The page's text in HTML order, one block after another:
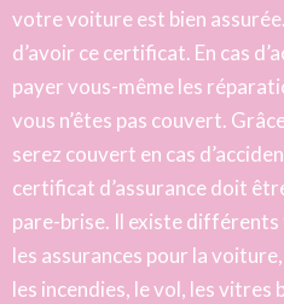
votre voiture est bien
d’avoir ce certificat. En cas
payer vous-même les
vous n’êtes pas couvert.
serez couvert en cas
certificat d’assurance doit
pare-brise. Il existe différents
les assurances pour la
les incendies, le vol, les vitres